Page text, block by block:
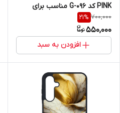
PINK کد G-096 مناسب برای
A16 4G / A16 5G
700,000
21%
550,000
افزودن به سبد